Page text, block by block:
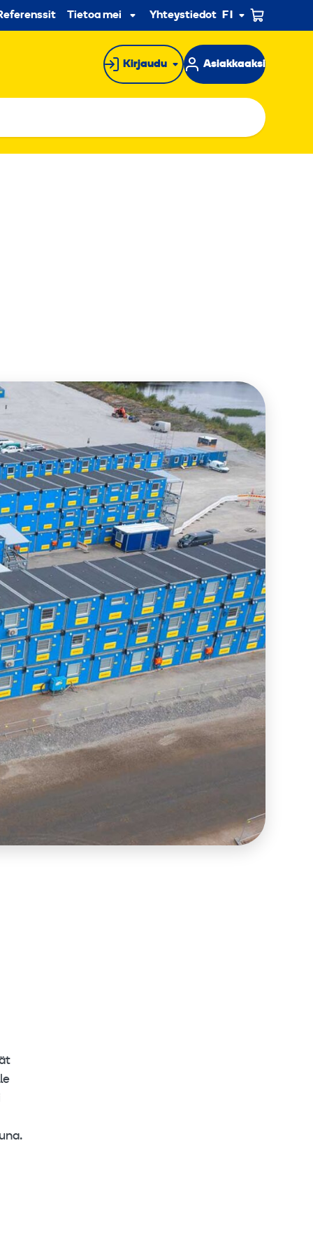
Tietoa meistäAlavalikko
Yhteystiedot FI
Kirjaudu Asiakkaaksi